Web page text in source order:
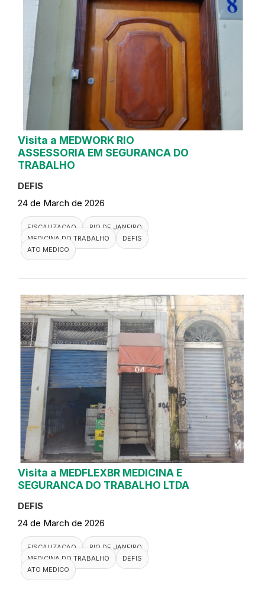
Visita a MEDWORK RIO
ASSESSORIA EM SEGURANCA DO
TRABALHO
DEFIS
24 de March de 2026
FISCALIZACAO
RIO DE JANEIRO
MEDICINA DO TRABALHO
DEFIS
ATO MEDICO
Visita a MEDFLEXBR MEDICINA E
SEGURANCA DO TRABALHO LTDA
DEFIS
24 de March de 2026
FISCALIZACAO
RIO DE JANEIRO
MEDICINA DO TRABALHO
DEFIS
ATO MEDICO